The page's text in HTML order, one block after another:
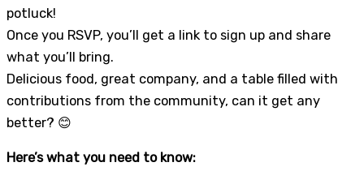
potluck!
Once you RSVP, you’ll get a link to sign up and share
what you’ll bring.
Delicious food, great company, and a table filled with
contributions from the community, can it get any
better? 😊
Here’s what you need to know: